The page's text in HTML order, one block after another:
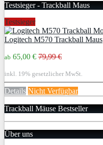
Testsieger - Trackball Maus
Testsieger
Logitech M570 Trackball Maus
ab 65,00 € 79,99 €
inkl. 19% gesetzlicher MwSt.
Details Nicht Verfügbar
Trackball Mäuse Bestseller
Über uns